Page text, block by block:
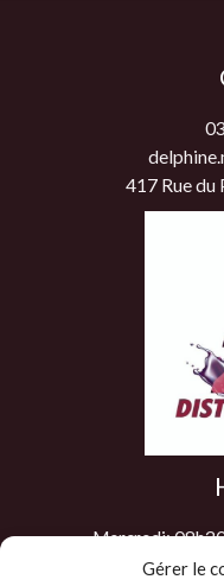
Gérer le
417 Rue du
Mercredi:
Jeudi: 08h30